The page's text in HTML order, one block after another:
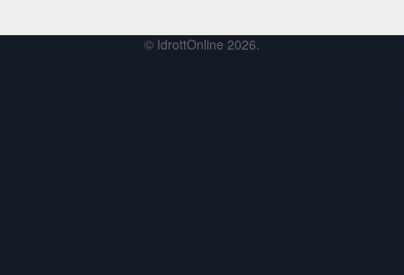
© IdrottOnline 2026.